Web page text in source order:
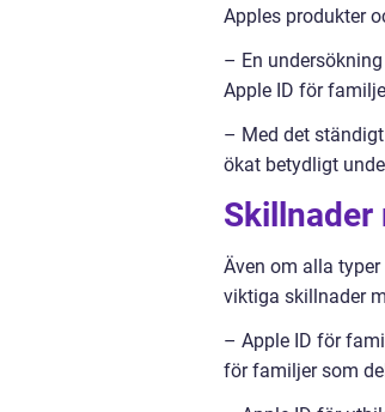
Apples produkter
– En
Apple ID för
– Med det
ökat betydligt
Skillnader
Även om alla
viktiga skillnader
– Apple ID för
för familjer som